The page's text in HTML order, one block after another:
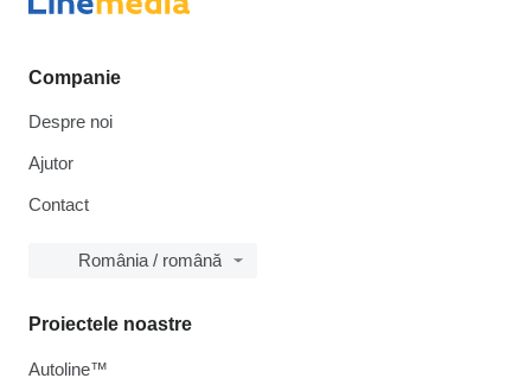
Companie
Despre noi
Ajutor
Contact
România / română
Proiectele noastre
Autoline™